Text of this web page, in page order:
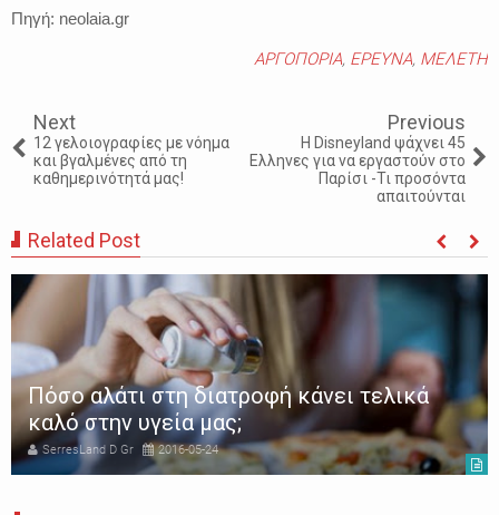
Πηγή: neolaia.gr
ΑΡΓΟΠΟΡΙΑ, ΕΡΕΥΝΑ, ΜΕΛΕΤΗ
Next
12 γελοιογραφίες με νόημα
και βγαλμένες από τη
καθημερινότητά μας!
Previous
Η Disneyland ψάχνει 45
Ελληνες για να εργαστούν στο
Παρίσι -Τι προσόντα
απαιτούνται
Related Post
Πόσο αλάτι στη διατροφή κάνει τελικά
καλό στην υγεία μας;
SerresLand D Gr 2016-05-24